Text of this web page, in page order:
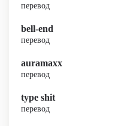
перевод
bell-end
перевод
auramaxx
перевод
type shit
перевод